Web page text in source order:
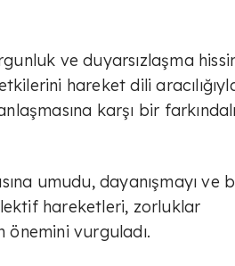
ve duyarsızlaşma
hareket dili
karşı bir
umudu, dayanışmayı ve
hareketleri, zorluklar
vurguladı.